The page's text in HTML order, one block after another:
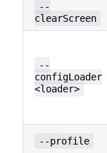
--
clearScreen
--
configLoader
<loader>
--profile